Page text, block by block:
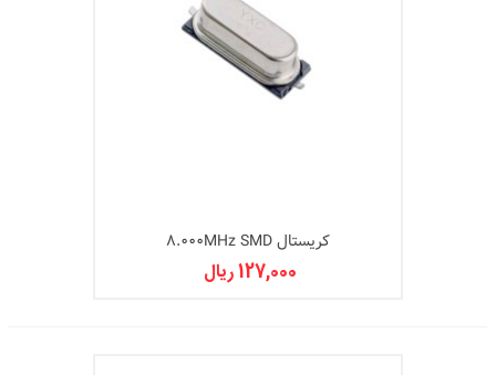
کریستال 8.000MHz SMD
127,000 ریال